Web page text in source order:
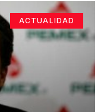
ACTUALIDAD